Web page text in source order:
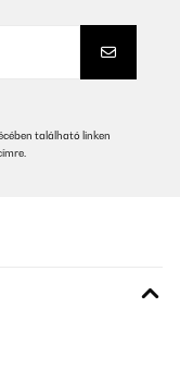
található linken